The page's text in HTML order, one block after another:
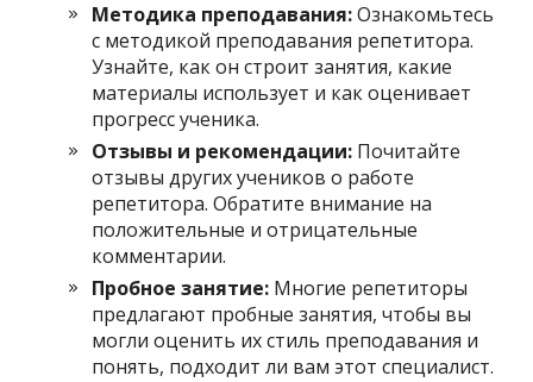
Методика преподавания:Ознакомьтесь
с методикой преподавания репетитора.
Узнайте, как он строит занятия, какие
материалы использует и как оценивает
прогресс ученика.
Отзывы и рекомендации: Почитайте
отзывы других учеников о работе
репетитора. Обратите внимание на
положительные и отрицательные
комментарии.
Пробное занятие: Многие репетиторы
предлагают пробные занятия, чтобы вы
могли оценить их стиль преподавания и
понять, подходит ли вам этот специалист.